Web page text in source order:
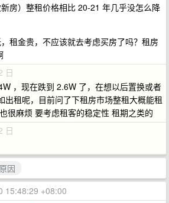
房）整租价格相比 20-21 年几乎没怎么降
租金贵，不应该就去考虑买房了吗？租房
日
，现在跌到 2.6W 了，在想以后置换或者
出租呢，目前问了下租房市场整租大概能租
很麻烦 要考虑租客的稳定性 租期之类的
日
原因
15:48:29 +08:00